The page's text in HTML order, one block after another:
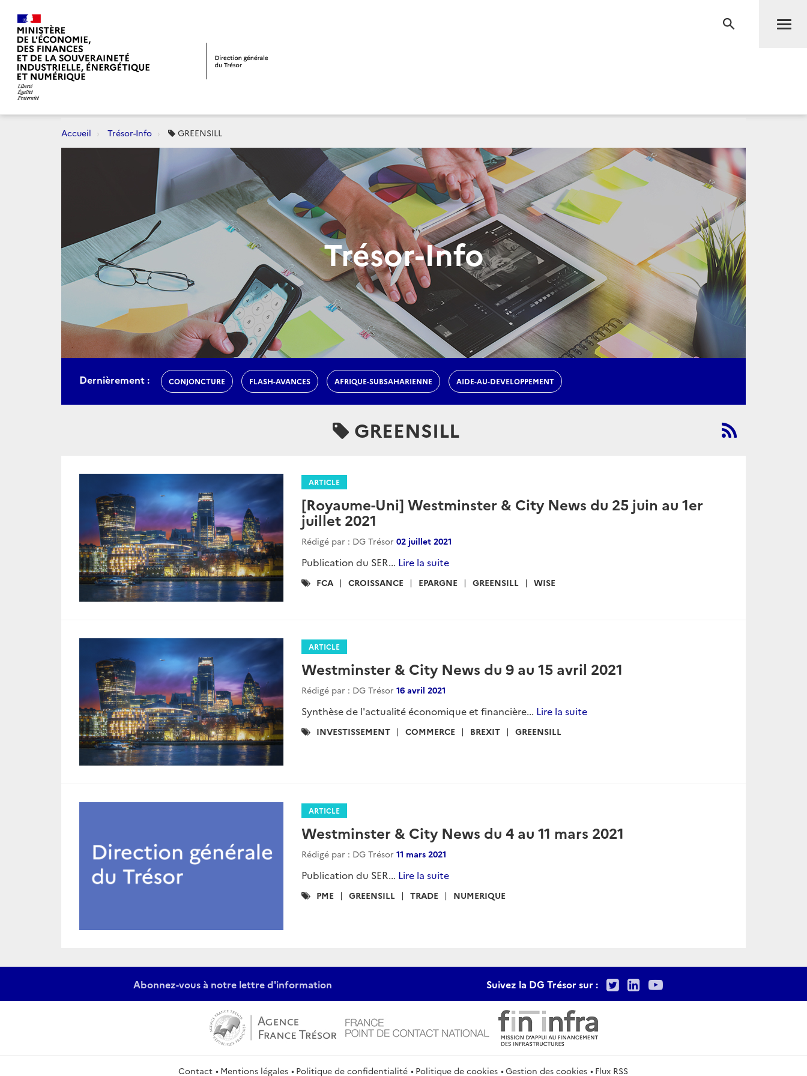
RECHERCHE
Accueil Trésor-Info GREENSILL
Trésor-Info
Dernièrement : CONJONCTURE FLASH-AVANCES AFRIQUE-SUBSAHARIENNE AIDE-AU-DEVELOPPEMENT
GREENSILL
ARTICLE
[Royaume-Uni] Westminster & City News du 25 juin au 1er
juillet 2021
Rédigé par : DG Trésor 02 juillet 2021
Publication du SER... Lire la suite
Catégories
FCA CROISSANCE EPARGNE GREENSILL WISE
ARTICLE
Westminster & City News du 9 au 15 avril 2021
Rédigé par : DG Trésor 16 avril 2021
Synthèse de l'actualité économique et financière... Lire la suite
Catégories
INVESTISSEMENT COMMERCE BREXIT GREENSILL
ARTICLE
Westminster & City News du 4 au 11 mars 2021
Rédigé par : DG Trésor 11 mars 2021
Publication du SER... Lire la suite
Catégories
PME GREENSILL TRADE NUMERIQUE
Abonnez-vous à notre lettre d'information Suivez la DG Trésor sur : TwitterLinkedIn
Youtube
Contact Mentions légales Politique de confidentialité Politique de cookies Gestion des cookies Flux RSS